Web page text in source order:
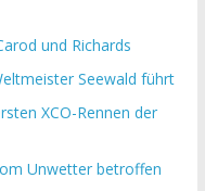
und Richards
Seewald führt
XCO-Rennen der
Unwetter betroffen